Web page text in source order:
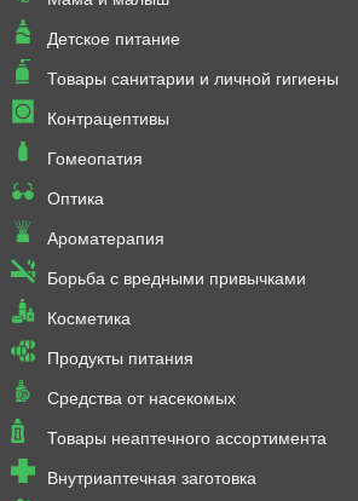
Детское питание
Товары санитарии и личной гигиены
Контрацептивы
Гомеопатия
Оптика
Ароматерапия
Борьба с вредными привычками
Косметика
Продукты питания
Средства от насекомых
Товары неаптечного ассортимента
Внутриаптечная заготовка